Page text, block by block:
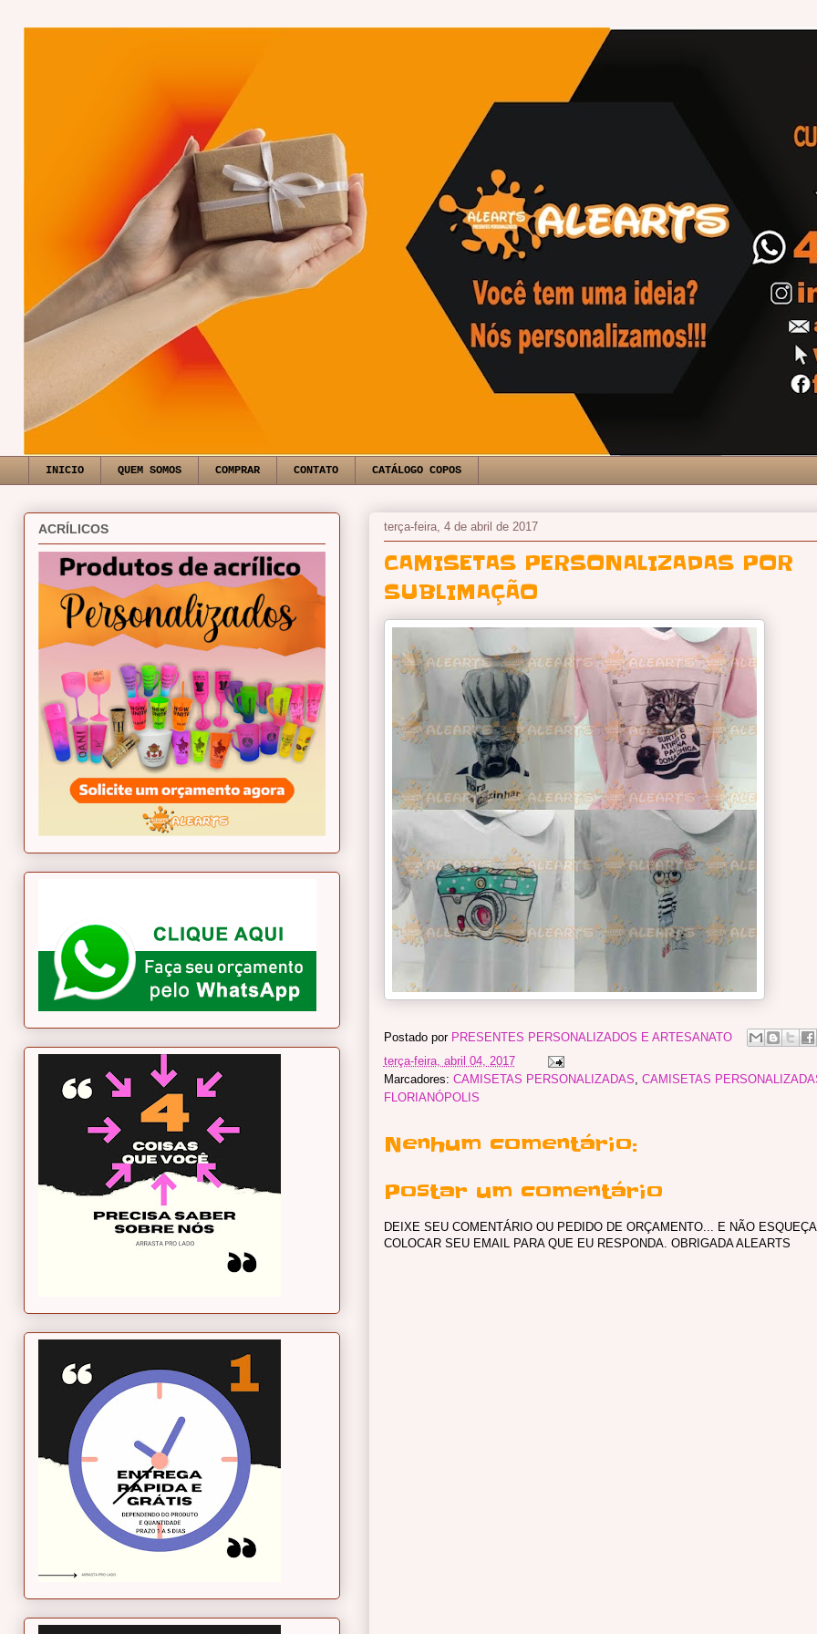
INICIO QUEM SOMOS COMPRAR CONTATO CATÁLOGO COPOS
terça-feira, 4 de abril de 2017
CAMISETAS PERSONALIZADAS POR
SUBLIMAÇÃO
Postado por PRESENTES PERSONALIZADOS E ARTESANATO
terça-feira, abril 04, 2017
Marcadores: CAMISETAS PERSONALIZADAS, CAMISETAS
FLORIANÓPOLIS
Nenhum comentário:
Postar um comentário
DEIXE SEU COMENTÁRIO OU PEDIDO DE ORÇAMENTO... E NÃO
COLOCAR SEU EMAIL PARA QUE EU RESPONDA. OBRIGADA ALEARTS
ACRÍLICOS